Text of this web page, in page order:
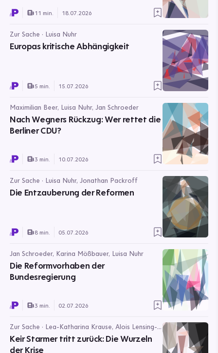
11 min. 18.07.2026
Zur Sache · Luisa Nuhr
Europas kritische Abhängigkeit
5 min. 15.07.2026
Maximilian Beer, Luisa Nuhr, Jan Schroeder
Nach Wegners Rückzug: Wer rettet die
Berliner CDU?
3 min. 10.07.2026
Zur Sache · Luisa Nuhr, Jonathan Packroff
Die Entzauberung der Reformen
8 min. 05.07.2026
Jan Schroeder, Karina Mößbauer, Luisa Nuhr
Die Reformvorhaben der
Bundesregierung
3 min. 02.07.2026
Zur Sache · Lea-Katharina Krause, Alois Lensing-
Wolff, Luisa Nuhr
Keir Starmer tritt zurück: Die Wurzeln
der Krise